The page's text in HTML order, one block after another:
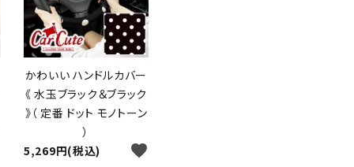
かわいい ハンドルカバー
《 水玉ブラック＆ブラック
》（ 定番 ドット モノトーン
）
5,269円(税込)
favorite